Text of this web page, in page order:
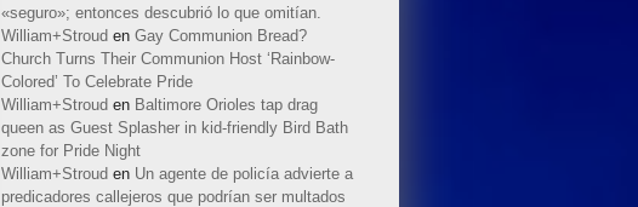
«seguro»; entonces descubrió lo que omitían.
William+Stroud en Gay Communion Bread?
Church Turns Their Communion Host ‘Rainbow-
Colored’ To Celebrate Pride
William+Stroud en Baltimore Orioles tap drag
queen as Guest Splasher in kid-friendly Bird Bath
zone for Pride Night
William+Stroud en Un agente de policía advierte a
predicadores callejeros que podrían ser multados